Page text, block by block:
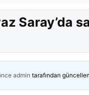
Saray’da
admin tarafından